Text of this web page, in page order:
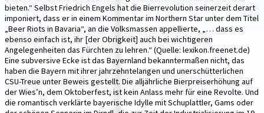
bieten.“ Selbst Friedrich Engels hat die Bierrevolution seinerzeit derart
imponiert, dass er in einem Kommentar im Northern Star unter dem Titel
„Beer Riots in Bavaria“, an die Volksmassen appellierte, „… dass es
ebenso einfach ist, ihr [der Obrigkeit] auch bei wichtigeren
Angelegenheiten das Fürchten zu lehren.“ (Quelle: lexikon.freenet.de)
Eine subversive Ecke ist das Bayernland bekanntermaßen nicht, das
haben die Bayern mit ihrer jahrzehntelangen und unerschütterlichen
CSU-Treue unter Beweis gestellt. Die alljährliche Bierpreiserhöhung auf
der Wies’n, dem Oktoberfest, ist kein Anlass mehr für eine Revolte. Und
die romantisch verklärte bayerische Idylle mit Schuplattler, Gams oder